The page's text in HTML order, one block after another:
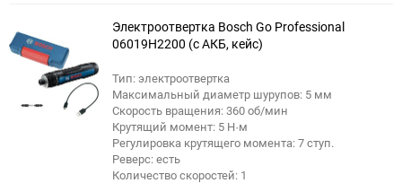
еще 3 фото
Электроотвертка Bosch Go Professional
06019H2200 (с АКБ, кейс)
Тип: электроотвертка
Максимальный диаметр шурупов: 5 мм
Скорость вращения: 360 об/мин
Крутящий момент: 5 Н·м
Регулировка крутящего момента: 7 ступ.
Реверс: есть
Количество скоростей: 1